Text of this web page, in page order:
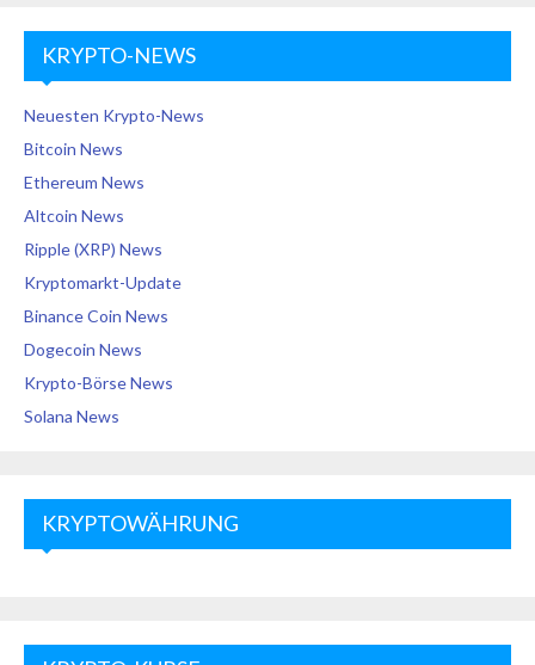
KRYPTO-NEWS
Neuesten Krypto-News
Bitcoin News
Ethereum News
Altcoin News
Ripple (XRP) News
Kryptomarkt-Update
Binance Coin News
Dogecoin News
Krypto-Börse News
Solana News
KRYPTOWÄHRUNG